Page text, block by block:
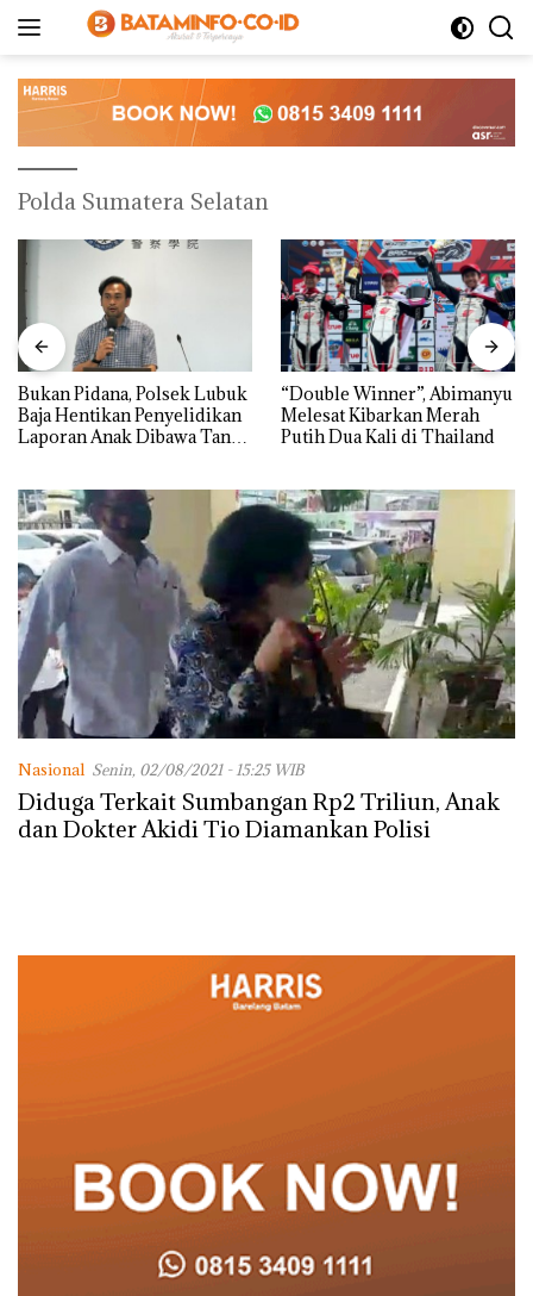
Polda Sumatera Selatan
Bukan Pidana, Polsek Lubuk
Baja Hentikan Penyelidikan
Laporan Anak Dibawa Tanpa
“Double Winner”, Abimanyu
Melesat Kibarkan Merah
Putih Dua Kali di Thailand
Nasional Senin, 02/08/2021 - 15:25 WIB
Diduga Terkait Sumbangan Rp2 Triliun, Anak
dan Dokter Akidi Tio Diamankan Polisi